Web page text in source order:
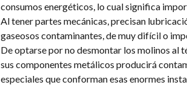
consumos energéticos, lo cual significa
Al tener partes mecánicas, precisan
gaseosos contaminantes, de muy difícil o
De optarse por no desmontar los molinos al
sus componentes metálicos producirá
especiales que conforman esas enormes